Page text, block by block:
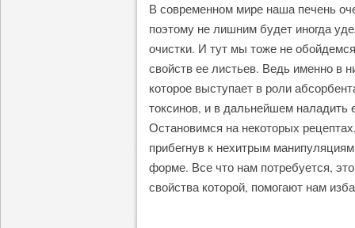
В современном мире наша печень
поэтому не лишним будет иногда
очистки. И тут мы тоже не
свойств ее листьев. Ведь именно в
которое выступает в роли
токсинов, и в дальнейшем наладить
Остановимся на некоторых
прибегнув к нехитрым
форме. Все что нам потребуется,
свойства которой, помогают нам